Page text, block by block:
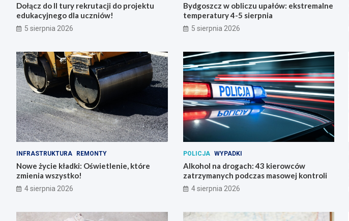
Dołącz do II tury rekrutacji do projektu
edukacyjnego dla uczniów!
5 sierpnia 2026
Bydgoszcz w obliczu upałów: ekstremalne
temperatury 4-5 sierpnia
5 sierpnia 2026
INFRASTRUKTURA REMONTY
Nowe życie kładki: Oświetlenie, które
zmienia wszystko!
4 sierpnia 2026
POLICJA WYPADKI
Alkohol na drogach: 43 kierowców
zatrzymanych podczas masowej kontroli
4 sierpnia 2026